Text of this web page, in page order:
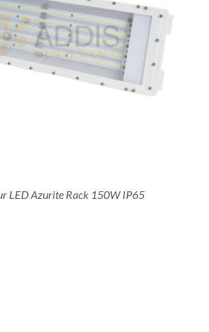
LED Azurite Rack 150W IP65